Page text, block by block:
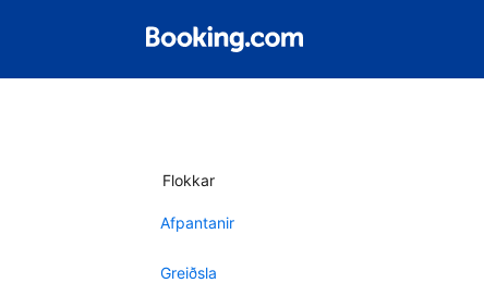
Flokkar
Afpantanir
Greiðsla